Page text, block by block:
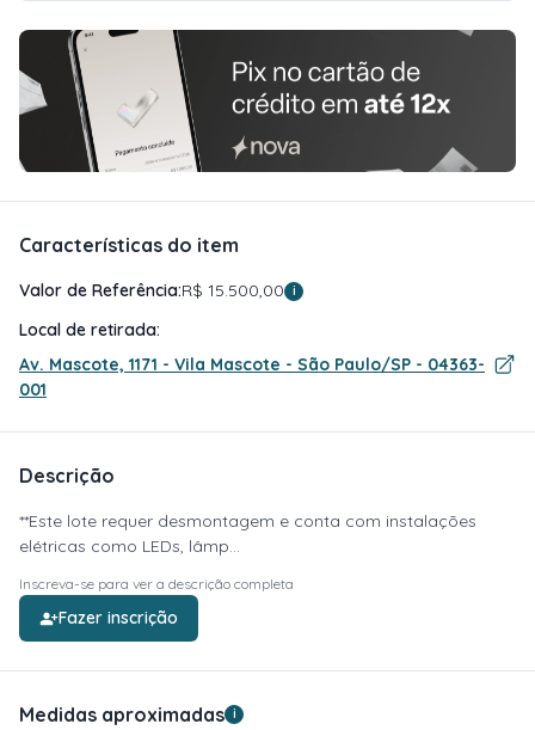
Características do item
Valor de Referência:R$ 15.500,00 i
Local de retirada:
Av. Mascote, 1171 - Vila Mascote - São Paulo/SP - 04363-
001
Descrição
**Este lote requer desmontagem e conta com instalações
elétricas como LEDs, lâmp...
Inscreva-se para ver a descrição completa
Fazer inscrição
Medidas aproximadas i